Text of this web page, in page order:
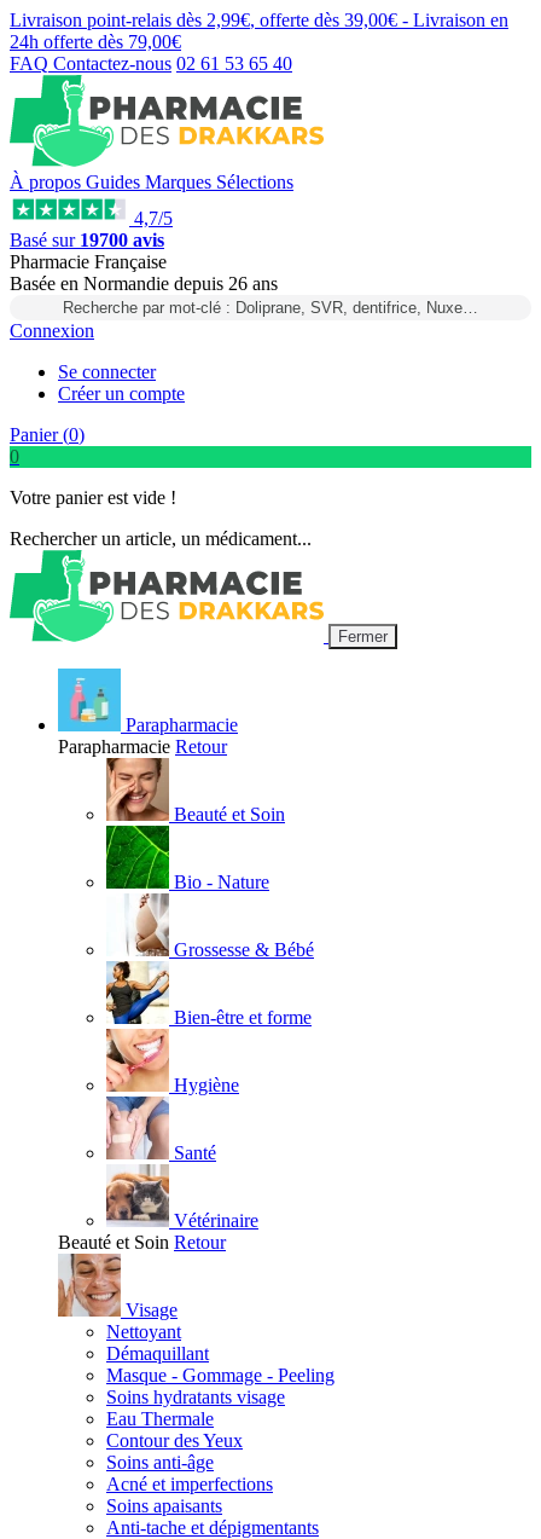
Livraison point-relais dès 2,99€, offerte dès 39,00€ - Livraison en
24h offerte dès 79,00€
FAQ Contactez-nous 02 61 53 65 40
À propos Guides Marques Sélections
4,7/5
Basé sur 19700 avis
Pharmacie Française
Basée en Normandie depuis 26 ans
Recherche par mot-clé : Doliprane, SVR, dentifrice, Nuxe…
Connexion
Se connecter
Créer un compte
Panier (0)
0
Votre panier est vide !
Rechercher un article, un médicament...
Fermer
Parapharmacie
Parapharmacie Retour
Beauté et Soin
Bio - Nature
Grossesse & Bébé
Bien-être et forme
Hygiène
Santé
Vétérinaire
Beauté et Soin Retour
Visage
Nettoyant
Démaquillant
Masque - Gommage - Peeling
Soins hydratants visage
Eau Thermale
Contour des Yeux
Soins anti-âge
Acné et imperfections
Soins apaisants
Anti-tache et dépigmentants